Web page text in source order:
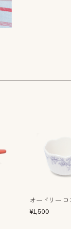
オードリー コ
¥1,500